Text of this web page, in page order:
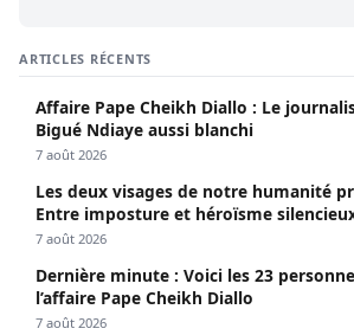
ARTICLES RÉCENTS
Affaire Pape Cheikh Diallo : Le
Bigué Ndiaye aussi blanchi
7 août 2026
Les deux visages de notre humanité
Entre imposture et héroïsme
Seydi)
7 août 2026
Dernière minute : Voici les 23
l’affaire Pape Cheikh Diallo
7 août 2026